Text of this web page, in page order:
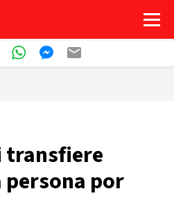
transfiere
por